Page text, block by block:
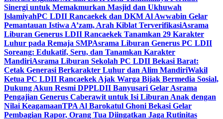
Sinergi untuk Memakmurkan Masjid dan Ukhuwah
IslamiyahPC LDII Rancaekek dan DKM Al Awwabin Gelar
Pemantauan Istiwa A’zam, Arah Kiblat TerverifikasiAsrama
Liburan Generus LDII Rancaekek Tanamkan 29 Karakter
Luhur pada Remaja SMPAsrama Liburan Generus PC LDII
Soreang: Edukatif, Seru, dan Tanamkan Karakter
MandiriAsrama Liburan Sekolah PC LDII Bekasi Barat:
Cetak Generasi Berkarakter Luhur dan Alim MandiriWakil
Ketua PC LDII Rancaekek Ajak Warga Bijak Bermedia Sosial,
Dukung Akun Resmi DPPLDII Banyusari Gelar Asrama
Pengajian Generus Caberawit untuk Isi Liburan Anak dengan
Nilai KeagamaanTPA Al Barokatul Ghoni Bekasi Gelar
Pembagian Rapor, Orang Tua Diingatkan Jaga Rutinitas